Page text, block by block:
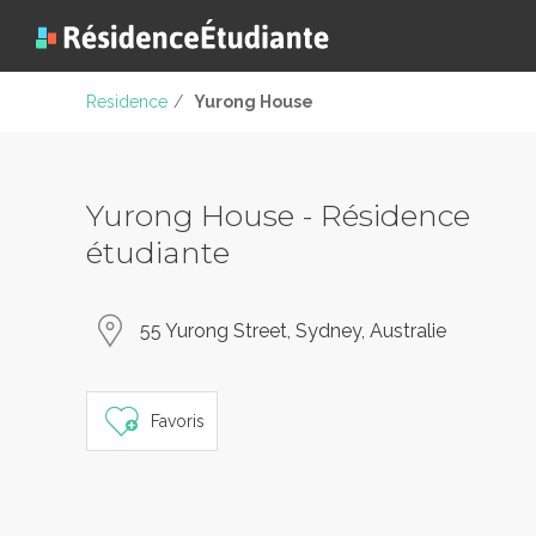
Residence / Yurong House
Yurong House - Résidence
étudiante
55 Yurong Street, Sydney, Australie
Favoris